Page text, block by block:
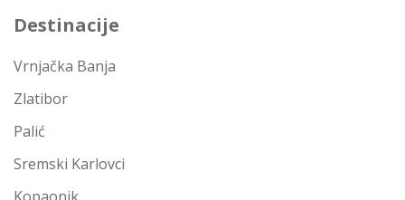
Destinacije
Vrnjačka Banja
Zlatibor
Palić
Sremski Karlovci